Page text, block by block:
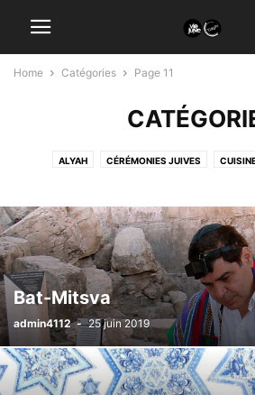
Home Catégories Page 11
ALYAH CÉRÉMONIES JUIVES
Bat-Mitsva
admin4112 - 25 juin 2019